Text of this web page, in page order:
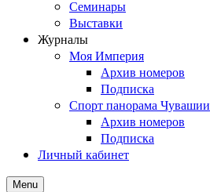
Семинары
Выставки
Журналы
Моя Империя
Архив номеров
Подписка
Спорт панорама Чувашии
Архив номеров
Подписка
Личный кабинет
Menu